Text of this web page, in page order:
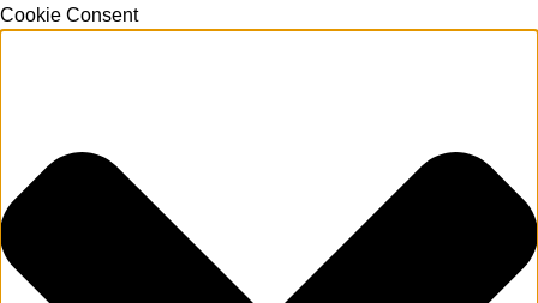
Cookie Consent